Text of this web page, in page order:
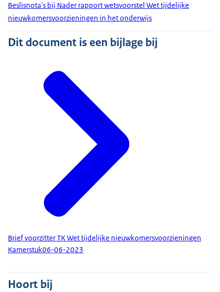
Beslisnota's bij Nader rapport wetsvoorstel Wet tijdelijke
nieuwkomersvoorzieningen in het onderwijs
Dit document is een bijlage bij
Brief voorzitter TK Wet tijdelijke nieuwkomersvoorzieningen
Kamerstuk06-06-2023
Hoort bij